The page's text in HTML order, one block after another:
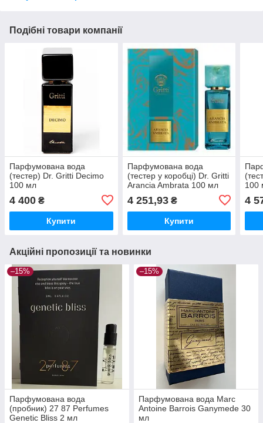
Подібні товари компанії
Парфумована вода
(тестер) Dr. Gritti Decimo
100 мл
4 400 ₴
Купити
Парфумована вода
(тестер у коробці) Dr. Gritti
Arancia Ambrata 100 мл
4 251,93₴
Купити
100
4
Акційні пропозиції та новинки
–15%
Парфумована вода
(пробник) 27 87 Perfumes
Genetic Bliss 2 мл
–15%
Парфумована вода Marc
Antoine Barrois Ganymede 30
мл